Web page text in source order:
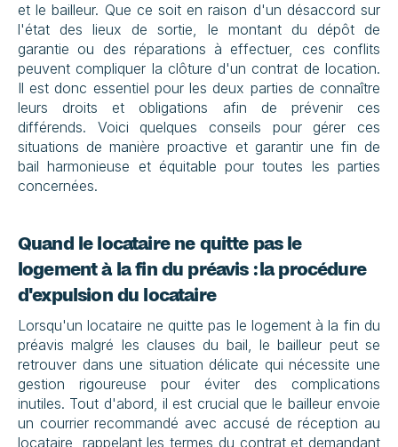
et le bailleur. Que ce soit en raison d'un désaccord sur
l'état des lieux de sortie, le montant du dépôt de
garantie ou des réparations à effectuer, ces conflits
peuvent compliquer la clôture d'un contrat de location.
Il est donc essentiel pour les deux parties de connaître
leurs droits et obligations afin de prévenir ces
différends. Voici quelques conseils pour gérer ces
situations de manière proactive et garantir une fin de
bail harmonieuse et équitable pour toutes les parties
concernées.
Quand le locataire ne quitte pas le
logement à la fin du préavis : la procédure
d'expulsion du locataire
Lorsqu'un locataire ne quitte pas le logement à la fin du
préavis malgré les clauses du bail, le bailleur peut se
retrouver dans une situation délicate qui nécessite une
gestion rigoureuse pour éviter des complications
inutiles. Tout d'abord, il est crucial que le bailleur envoie
un courrier recommandé avec accusé de réception au
locataire, rappelant les termes du contrat et demandant